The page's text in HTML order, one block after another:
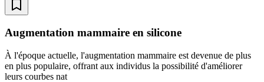
Augmentation mammaire en silicone
À l'époque actuelle, l'augmentation mammaire est devenue de plus
en plus populaire, offrant aux individus la possibilité d'améliorer
leurs courbes nat